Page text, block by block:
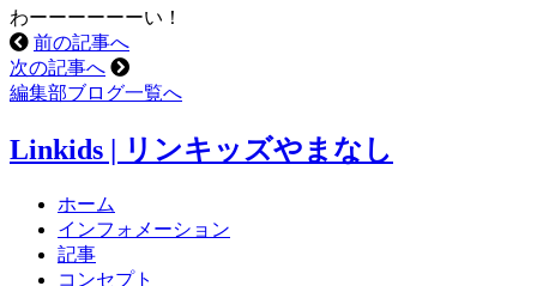
わーーーーーーい！
前の記事へ
次の記事へ
編集部ブログ一覧へ
Linkids | リンキッズやまなし
ホーム
インフォメーション
記事
コンセプト